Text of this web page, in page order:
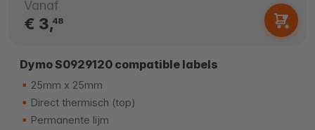
Vanaf
€ 3,48
Dymo S0929120 compatible labels
25mm x 25mm
Direct thermisch (top)
Permanente lijm